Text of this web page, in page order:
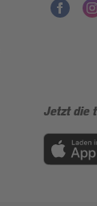
Jetzt die